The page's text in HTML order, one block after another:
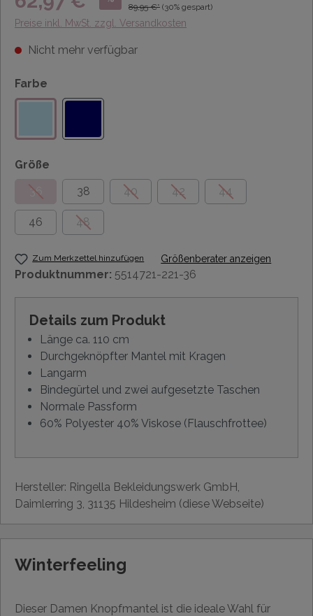
89,95 €* (30% gespart)
Preise inkl. MwSt. zzgl. Versandkosten
Nicht mehr verfügbar
Farbe
Größe
36
38 40 42 44
46 48
Zum Merkzettel hinzufügen Größenberater anzeigen
Produktnummer: 5514721-221-36
Details zum Produkt
Länge ca. 110 cm
Durchgeknöpfter Mantel mit Kragen
Langarm
Bindegürtel und zwei aufgesetzte Taschen
Normale Passform
60% Polyester 40% Viskose (Flauschfrottee)
Hersteller: Ringella Bekleidungswerk GmbH,
Daimlerring 3, 31135 Hildesheim (diese Webseite)
Winterfeeling
Dieser Damen Knopfmantel ist die ideale Wahl für